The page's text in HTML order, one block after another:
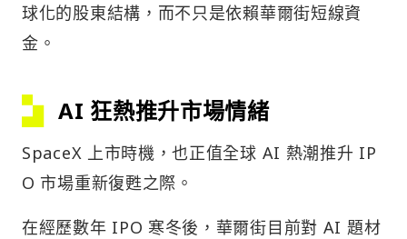
球化的股東結構，而不只是依賴華爾街短線資
金。
AI 狂熱推升市場情緒
SpaceX 上市時機，也正值全球 AI 熱潮推升 IP
O 市場重新復甦之際。
在經歷數年 IPO 寒冬後，華爾街目前對 AI 題材